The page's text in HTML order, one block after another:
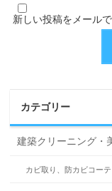
新しい投稿をメール
カテゴリー
建築クリーニング・
カビ取り、防カビコー